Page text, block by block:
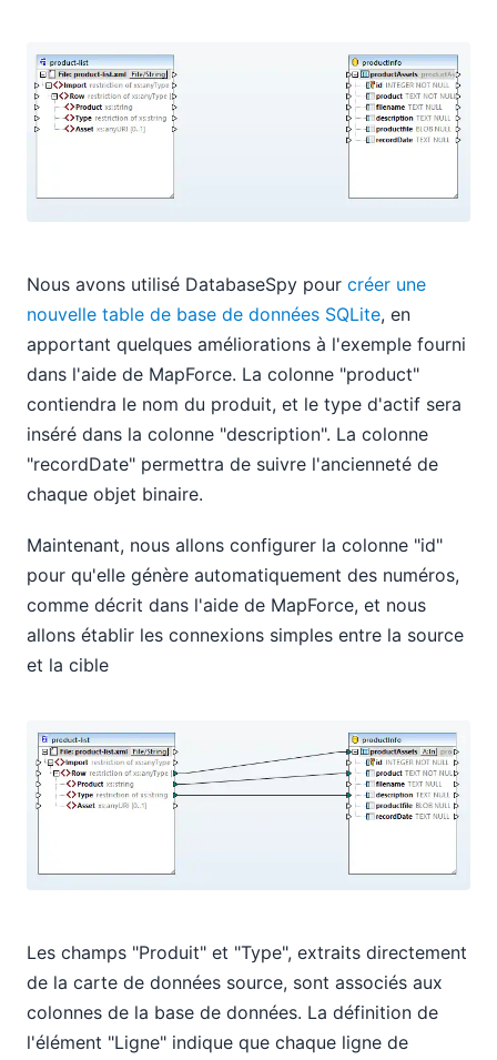
Nous avons utilisé DatabaseSpy pour créer une
nouvelle table de base de données SQLite, en
apportant quelques améliorations à l'exemple fourni
dans l'aide de MapForce. La colonne "product"
contiendra le nom du produit, et le type d'actif sera
inséré dans la colonne "description". La colonne
"recordDate" permettra de suivre l'ancienneté de
chaque objet binaire.
Maintenant, nous allons configurer la colonne "id"
pour qu'elle génère automatiquement des numéros,
comme décrit dans l'aide de MapForce, et nous
allons établir les connexions simples entre la source
et la cible
Les champs "Produit" et "Type", extraits directement
de la carte de données source, sont associés aux
colonnes de la base de données. La définition de
l'élément "Ligne" indique que chaque ligne de